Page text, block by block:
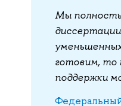
Мы
готовим, то
поддержки